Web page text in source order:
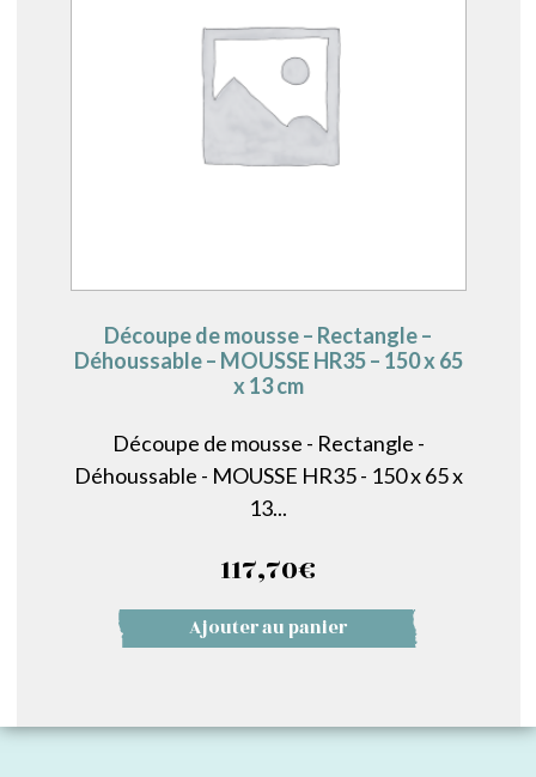
Découpe de mousse – Rectangle –
Déhoussable – MOUSSE HR35 – 150 x 65
x 13 cm
Découpe de mousse - Rectangle -
Déhoussable - MOUSSE HR35 - 150 x 65 x
13...
117,70€
Ajouter au panier